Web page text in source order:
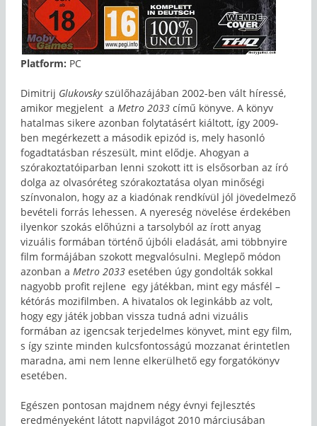
Platform: PC
Dimitrij Glukovskyszülőhazájában 2002-ben vált híressé,
amikor megjelent a Metro 2033 című könyve. A könyv
hatalmas sikere azonban folytatásért kiáltott, így 2009-
ben megérkezett a második epizód is, mely hasonló
fogadtatásban részesült, mint elődje. Ahogyan a
szórakoztatóiparban lenni szokott itt is elsősorban az író
dolga az olvasóréteg szórakoztatása olyan minőségi
színvonalon, hogy az a kiadónak rendkívül jól jövedelmező
bevételi forrás lehessen. A nyereség növelése érdekében
ilyenkor szokás előhúzni a tarsolyból az írott anyag
vizuális formában történő újbóli eladását, ami többnyire
film formájában szokott megvalósulni. Meglepő módon
azonban a Metro 2033 esetében úgy gondolták sokkal
nagyobb profit rejlene egy játékban, mint egy másfél –
kétórás mozifilmben. A hivatalos ok leginkább az volt,
hogy egy játék jobban vissza tudná adni vizuális
formában az igencsak terjedelmes könyvet, mint egy film,
s így szinte minden kulcsfontosságú mozzanat érintetlen
maradna, ami nem lenne elkerülhető egy forgatókönyv
esetében.
Egészen pontosan majdnem négy évnyi fejlesztés
eredményeként látott napvilágot 2010 márciusában